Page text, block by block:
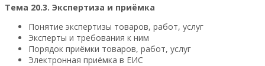
Тема 20.3. Экспертиза и приёмка
Понятие экспертизы товаров, работ, услуг
Эксперты и требования к ним
Порядок приёмки товаров, работ, услуг
Электронная приёмка в ЕИС